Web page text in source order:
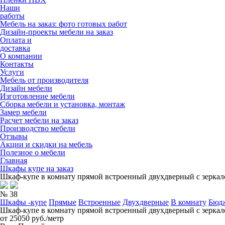
Наши
работы
Мебель на заказ: фото готовых работ
Дизайн-проекты мебели на заказ
Оплата и
доставка
О компании
Контакты
Услуги
Мебель от производителя
Дизайн мебели
Изготовление мебели
Сборка мебели и установка, монтаж
Замер мебели
Расчет мебели на заказ
Производство мебели
Отзывы
Акции и скидки на мебель
Полезное о мебели
Главная
Шкафы купе на заказ
Шкаф-купе в комнату прямой встроенный двухдверный с
№ 38
Шкафы -купе Прямые Встроенные Двухдверные В комнату
Шкаф-купе в комнату прямой встроенный двухдверный с
от 25050 руб./метр